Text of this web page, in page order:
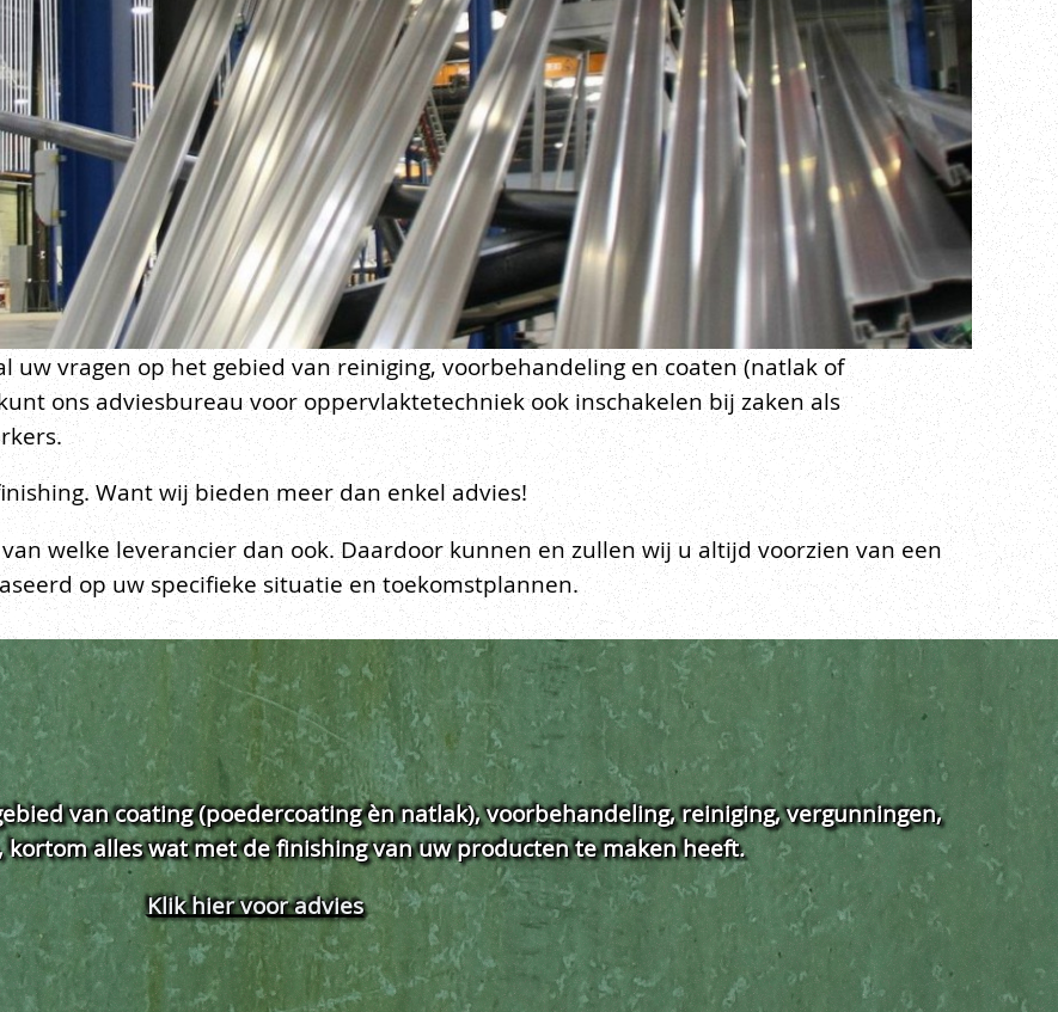
uw vragen op het gebied van reiniging, voorbehandeling en coaten (natlak of
ons adviesbureau voor oppervlaktetechniek ook inschakelen bij zaken als
Want wij bieden meer dan enkel advies!
welke leverancier dan ook. Daardoor kunnen en zullen wij u altijd voorzien van een
op uw specifieke situatie en toekomstplannen.
van coating (poedercoating èn natlak), voorbehandeling, reiniging, vergunningen,
kortom alles wat met de finishing van uw producten te maken heeft.
Klik hier voor advies